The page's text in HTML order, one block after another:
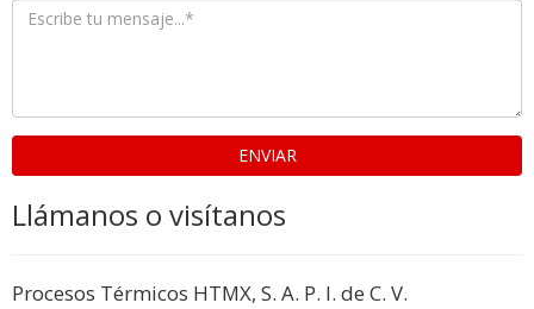
ENVIAR
Llámanos o visítanos
Procesos Térmicos HTMX, S. A. P. I. de C. V.